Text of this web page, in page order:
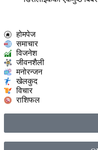
होमपेज
समाचार
विजनेश
जीवनशैली
मनोरन्जन
खेलकुद
विचार
राशिफल